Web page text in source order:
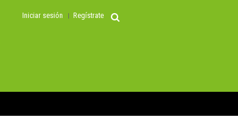
Iniciar sesión Regístrate